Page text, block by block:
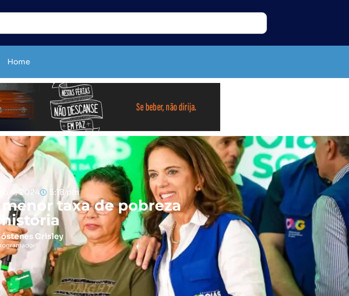
Home
4, 2024 5:18 pm
taxa de pobreza
história
Crisley